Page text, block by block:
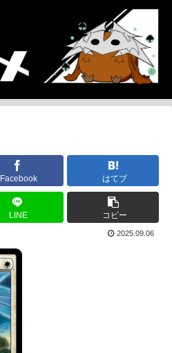
Facebook はてブ
LINE コピー
2025.09.06